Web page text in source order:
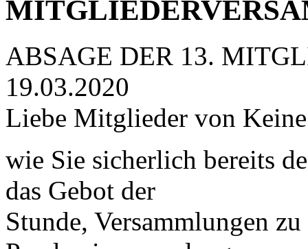
ABSAGE DER 13.
19.03.2020
Liebe Mitglieder von
wie Sie sicherlich bereits
das Gebot der
Stunde, Versammlungen